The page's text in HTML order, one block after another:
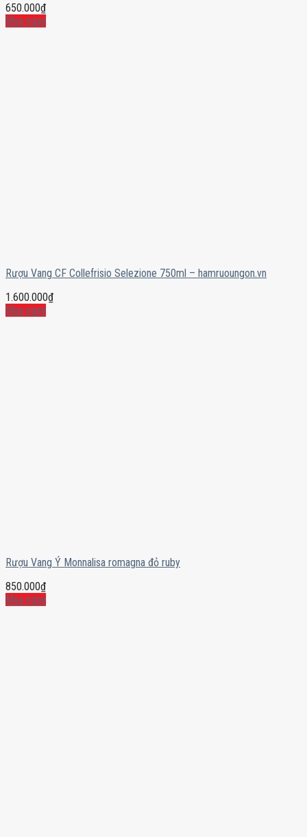
650.000₫
Mua ngay
Rượu Vang CF Collefrisio Selezione 750ml – hamruoungon.vn
1.600.000₫
Mua ngay
Rượu Vang Ý Monnalisa romagna đỏ ruby
850.000₫
Mua ngay